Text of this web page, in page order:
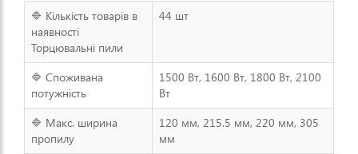
🔷 Кількість товарів в
наявності
Торцювальні пили
44 шт
🔷 Споживана
потужність
1500 Вт, 1600 Вт, 1800 Вт, 2100
Вт
🔷 Макс. ширина
пропилу
120 мм, 215.5 мм, 220 мм, 305
мм